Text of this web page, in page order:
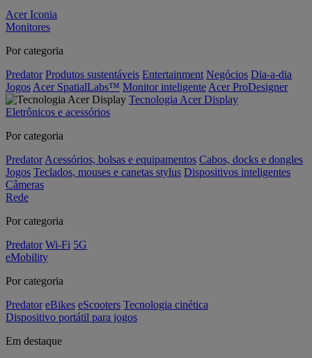
Acer Iconia
Monitores
Por categoria
Predator Produtos sustentáveis Entertainment Negócios Dia-a-dia
Jogos Acer SpatialLabs™ Monitor inteligente Acer ProDesigner
Tecnologia Acer Display
Eletrônicos e acessórios
Por categoria
Predator Acessórios, bolsas e equipamentos Cabos, docks e dongles
Jogos Teclados, mouses e canetas stylus Dispositivos inteligentes
Câmeras
Rede
Por categoria
Predator Wi-Fi 5G
eMobility
Por categoria
Predator eBikes eScooters Tecnologia cinética
Dispositivo portátil para jogos
Em destaque